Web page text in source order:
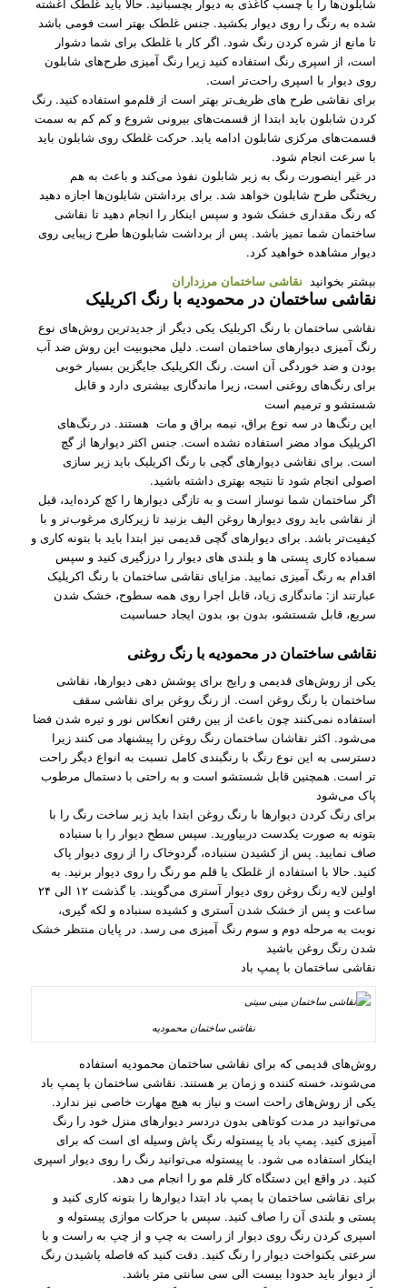
شده به رنگ را روی دیوار بکشید. جنس غلطک بهتر است فومی باشد
تا مانع از شره کردن رنگ شود. اگر کار با غلطک برای شما دشوار
است، از اسپری رنگ استفاده کنید زیرا رنگ آمیزی طرح‌های شابلون
روی دیوار با اسپری راحت‌تر است.
برای نقاشی طرح‌ های ظریف‌تر بهتر است از قلم‌مو استفاده کنید. رنگ
کردن شابلون باید ابتدا از قسمت‌های بیرونی شروع و کم کم به سمت
قسمت‌های مرکزی شابلون ادامه یابد. حرکت غلطک روی شابلون باید
با سرعت انجام شود.
در غیر اینصورت رنگ به زیر شابلون نفوذ می‌کند و باعث به هم
ریختگی طرح شابلون خواهد شد. برای برداشتن شابلون‌ها اجازه دهید
که رنگ مقداری خشک شود و سپس اینکار را انجام دهید تا نقاشی
ساختمان شما تمیز باشد. پس از برداشت شابلون‌ها طرح زیبایی روی
دیوار مشاهده خواهید کرد.
بیشتر بخوانید نقاشی ساختمان مرزداران
نقاشی ساختمان در محمودیه با رنگ اکریلیک
نقاشی ساختمان با رنگ اکریلیک یکی دیگر از جدیدترین روش‌های نوع
رنگ آمیزی دیوارهای ساختمان است. دلیل محبوبیت این روش ضد آب
بودن و ضد خوردگی آن است. رنگ الکریلیک جایگزین بسیار خوبی
برای رنگ‌های روغنی است، زیرا ماندگاری بیشتری دارد و قابل
شستشو و ترمیم است
این رنگ‌ها در سه نوع براق، نیمه براق و مات هستند. در رنگ‌های
اکریلیک مواد مضر استفاده نشده است. جنس اکثر دیوارها از گچ
است. برای نقاشی دیوارهای گچی با رنگ اکریلیک باید زیر سازی
اصولی انجام شود تا نتیجه بهتری داشته باشید.
اگر ساختمان شما نوساز است و به تازگی دیوارها را کچ کرده‌اید، قبل
از نقاشی باید روی دیوارها روغن الیف بزنید تا زیرکاری مرغوب‌تر و با
کیفیت‌تر باشد. برای دیوارهای گچی قدیمی نیز ابتدا باید با بتونه کاری و
سمباده کاری پستی ها و بلندی های دیوار را درزگیری کنید و سپس
اقدام به رنگ آمیزی نمایید. مزایای نقاشی ساختمان با رنگ اکریلیک
عبارتند از: ماندگاری زیاد، قابل اجرا روی همه سطوح، خشک شدن
سریع، قابل شستشو، بدون بو، بدون ایجاد حساسیت
نقاشی ساختمان در محمودیه با رنگ روغنی
یکی از روش‌های قدیمی و رایج برای پوشش‌ دهی دیوارها، نقاشی
ساختمان با رنگ روغن است. از رنگ روغن برای نقاشی سقف
استفاده نمی‌کنند چون باعث از بین رفتن انعکاس نور و تیره شدن فضا
می‌شود. اکثر نقاشان ساختمان رنگ روغن را پیشنهاد می‌ کنند زیرا
دسترسی به این نوع رنگ با رنگبندی کامل نسبت به انواع دیگر راحت‌
تر است. همچنین قابل شستشو است و به راحتی با دستمال مرطوب
پاک می‌شود
برای رنگ کردن دیوارها با رنگ روغن ابتدا باید زیر ساخت رنگ را با
بتونه به صورت یکدست دربیاورید. سپس سطح دیوار را با سنباده
صاف نمایید. پس از کشیدن سنباده، گردوخاک را از روی دیوار پاک
کنید. حالا با استفاده از غلطک یا قلم مو رنگ را روی دیوار برنید. به
اولین لایه رنگ روغن روی دیوار آستری می‌گویند. با گذشت ۱۲ الی ۲۴
ساعت و پس از خشک شدن آستری و کشیده سنباده و لکه گیری،
نوبت به مرحله دوم و سوم رنگ آمیزی می‌ رسد. در پایان منتظر خشک
شدن رنگ روغن باشید
نقاشی ساختمان با پمپ باد
نقاشی ساختمان محمودیه
روش‌های قدیمی که برای نقاشی ساختمان محمودیه استفاده
می‌شوند، خسته کننده و زمان بر هستند. نقاشی ساختمان با پمپ باد
یکی از روش‌های راحت است و نیاز به هیچ مهارت خاصی نیز ندارد.
می‌توانید در مدت کوتاهی بدون دردسر دیوارهای منزل خود را رنگ
آمیزی کنید. پمپ باد یا پیستوله رنگ پاش وسیله ای است که برای
اینکار استفاده می‌ شود. با پیستوله می‌توانید رنگ را روی دیوار اسپری
کنید. در واقع این دستگاه کار قلم مو را انجام می دهد.
برای نقاشی ساختمان با پمپ باد ابتدا دیوارها را بتونه کاری کنید و
پستی و بلندی آن را صاف کنید. سپس با حرکات موازی پیستوله و
اسپری کردن رنگ روی دیوار از راست به چپ و از چپ به راست و با
سرعتی یکنواخت دیوار را رنگ کنید. دقت کنید که فاصله پاشیدن رنگ
از دیوار باید حدودا بیست الی سی سانتی متر باشد.